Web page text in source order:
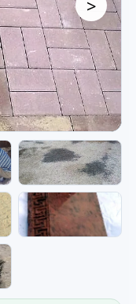
готовый
>